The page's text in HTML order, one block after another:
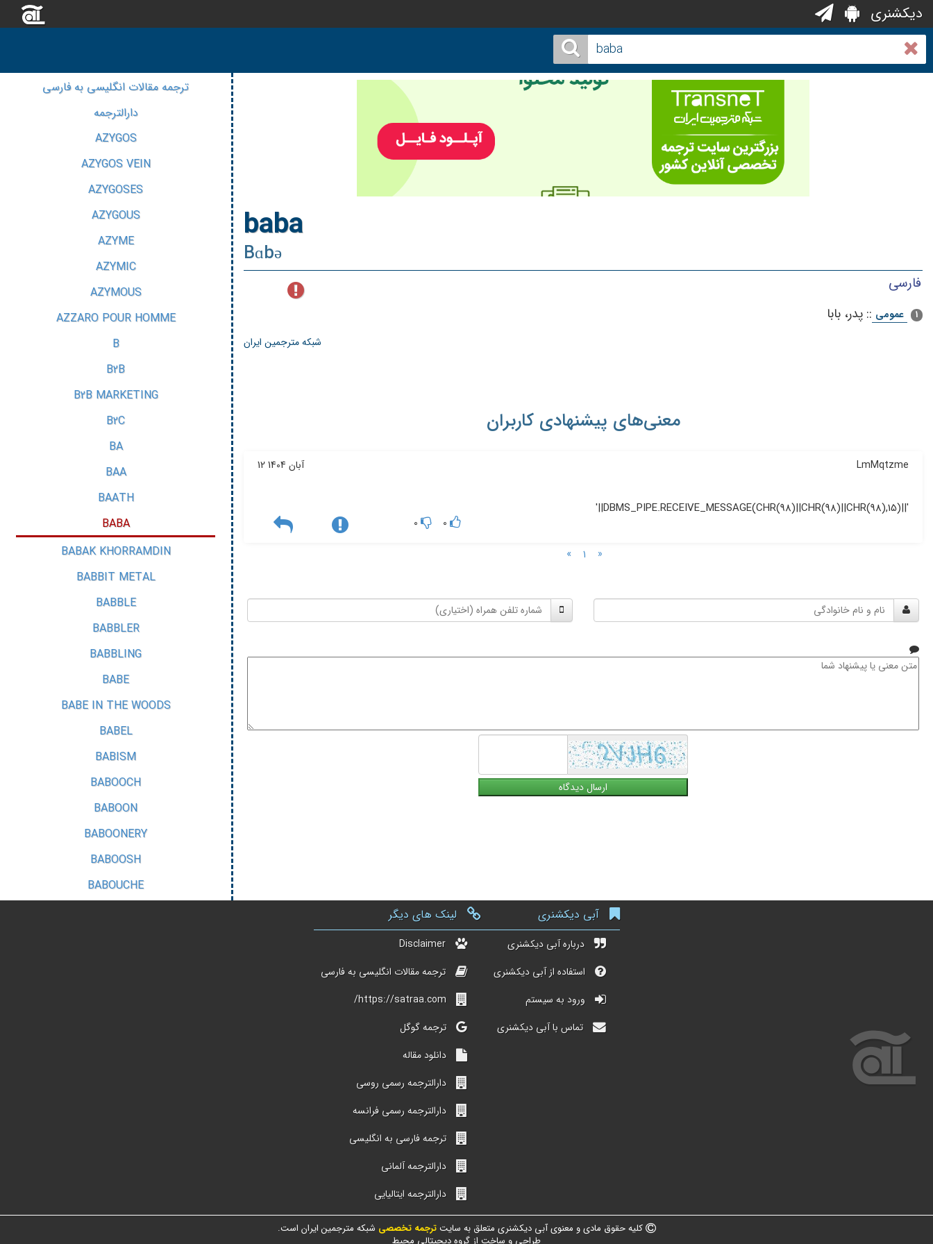
دیکشنری
baba
Bɑbə
فارسی
1 عمومی :: پدر، بابا
شبکه مترجمین ایران
معنی‌های پیشنهادی کاربران
LmMqtzme 12 آبان 1404
'||DBMS_PIPE.RECEIVE_MESSAGE(CHR(98)||CHR(98)||CHR(98),15)||'
0
0
«
1
»
و
شماره
تلفن
متن
ترجمه مقالات انگلیسی به فارسی
دارالترجمه
AZYGOS
AZYGOS VEIN
AZYGOSES
AZYGOUS
AZYME
AZYMIC
AZYMOUS
AZZARO POUR HOMME
B
B2B
B2B MARKETING
B2C
BA
BAA
BAATH
BABA
BABAK KHORRAMDIN
BABBIT METAL
BABBLE
BABBLER
BABBLING
BABE
BABE IN THE WOODS
BABEL
BABISM
BABOOCH
BABOON
BABOONERY
BABOOSH
BABOUCHE
آبی دیکشنری
درباره آبی دیکشنری
استفاده از آبی دیکشنری
ورود به سیستم
تماس با آبی دیکشنری
لینک های دیگر
Disclaimer
ترجمه مقالات انگلیسی به فارسی
https://satraa.com/
ترجمه گوگل
دانلود مقاله
دارالترجمه رسمی روسی
دارالترجمه رسمی فرانسه
ترجمه فارسی به انگلیسی
دارالترجمه آلمانی
دارالترجمه ایتالیایی
کلیه حقوق مادی و معنوی آبی دیکشنری متعلق به سایتترجمه تخصصی شبکه مترجمین ایران است.
طراحی و ساخت از گروه دیجیتالی محیط